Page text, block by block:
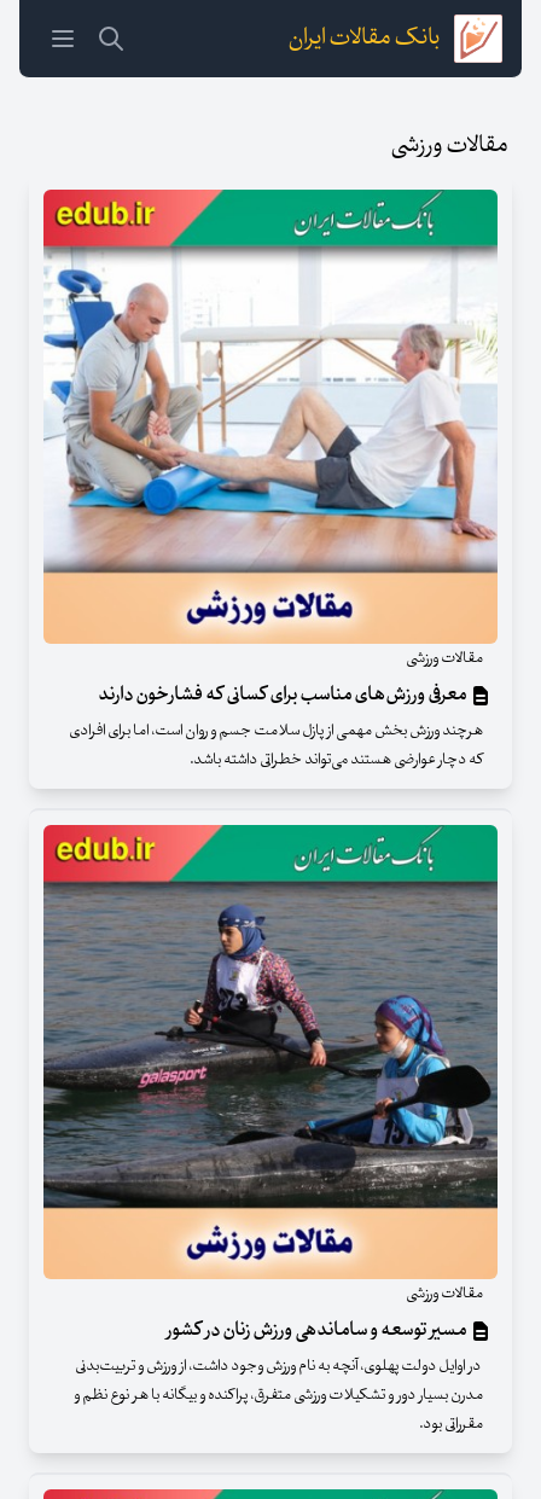
بانک مقالات ایران
مقالات ورزشی
مقالات ورزشی
معرفی ورزش‌های مناسب برای کسانی که فشارخون دارند
هرچند ورزش بخش مهمی از پازل سلامت جسم و روان است، اما برای افرادی
که دچار عوارضی هستند می‌تواند خطراتی داشته باشد.
مقالات ورزشی
مسیر توسعه و ساماندهی ورزش زنان در کشور
در اوایل دولت پهلوی، آنچه به نام ورزش وجود داشت، از ورزش و تربیت‌بدنی
مدرن بسیار دور و تشکیلات ورزشی متفرق، پراکنده و بیگانه با هر نوع نظم و
مقرراتی بود.